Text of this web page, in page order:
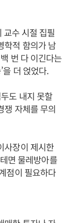
교수 시절 집필
학적 함의가 남
번 다 이긴다는
을 더 얹었다.
도 내지 못할
쟁 자체를 무의
사장이 제시한
면 물레방아를
점이 필요하다